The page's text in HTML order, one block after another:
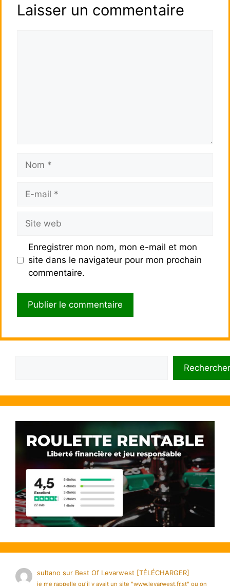
Laisser un commentaire
Nom
Site
web
Enregistrer mon nom, mon e-mail et mon
site dans le navigateur pour mon prochain
commentaire.
Rechercher
sultano sur Best Of Levarwest [TÉLÉCHARGER]
je me rappelle qu'il y avait un site "www.levarwest.fr.st" ou on